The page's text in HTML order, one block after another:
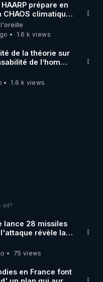
prépare en
CHAOS climatique,
1.6 k views
de la théorie sur
de l’homme
le dioxyde de
1.6 k views
ad?
lance 28 missiles
révèle la
Kiev
75 views
en France font